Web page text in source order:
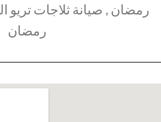
رمضان , صيانة ثلاجات تريو
رمضان